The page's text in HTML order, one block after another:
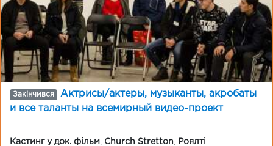
Закінчився
Актрисы/актеры, музыканты, акробаты
и все таланты на всемирный видео-проект
Кастинг у док. фільм Church Stretton Роялті